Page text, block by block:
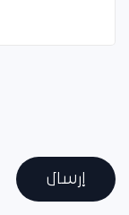
إرسال